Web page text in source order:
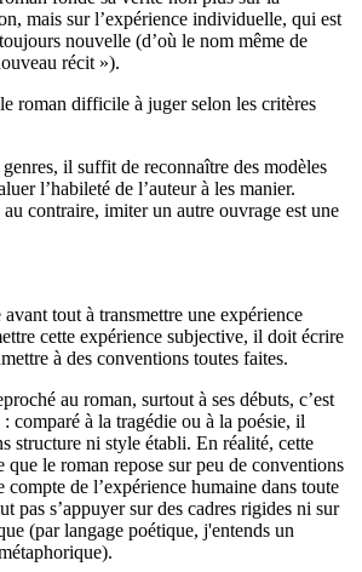
mais sur l’expérience individuelle, qui est
nouvelle (d’où le nom même de
récit »).
roman difficile à juger selon les critères
il suffit de reconnaître des modèles
l’habileté de l’auteur à les manier.
contraire, imiter un autre ouvrage est une
tout à transmettre une expérience
cette expérience subjective, il doit écrire
à des conventions toutes faites.
au roman, surtout à ses débuts, c’est
comparé à la tragédie ou à la poésie, il
structure ni style établi. En réalité, cette
que le roman repose sur peu de conventions
de l’expérience humaine dans toute
pas s’appuyer sur des cadres rigides ni sur
(par langage poétique, j'entends un